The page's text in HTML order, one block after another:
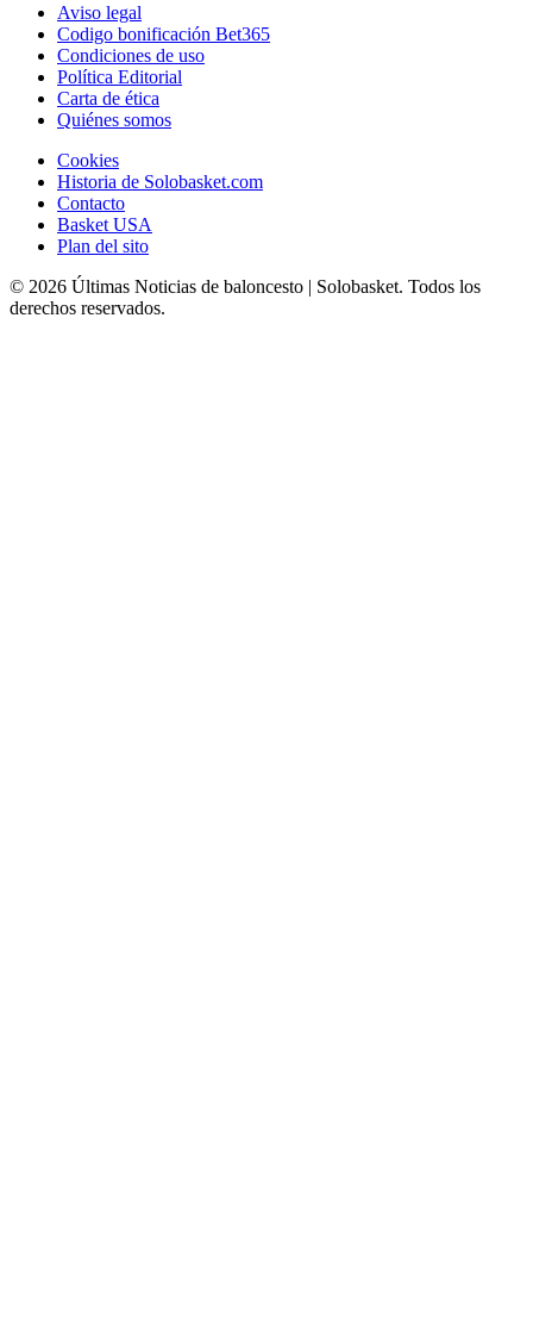
Aviso legal
Codigo bonificación Bet365
Condiciones de uso
Política Editorial
Carta de ética
Quiénes somos
Cookies
Historia de Solobasket.com
Contacto
Basket USA
Plan del sito
© 2026 Últimas Noticias de baloncesto | Solobasket. Todos los
derechos reservados.